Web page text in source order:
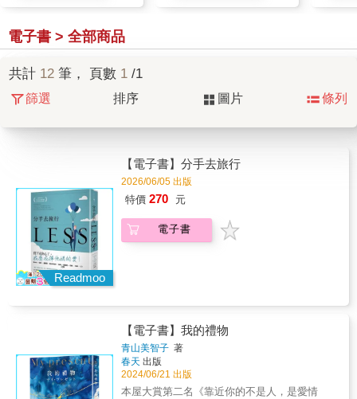
電子書 > 全部商品
共計 12 筆， 頁數 1 /1
篩選 排序 圖片 條列
Readmoo
【電子書】分手去旅行
2026/06/05 出版
特價 270 元
電子書
【電子書】我的禮物
青山美智子 著
春天 出版
2024/06/21 出版
本屋大賞第二名《靠近你的不是人，是愛情